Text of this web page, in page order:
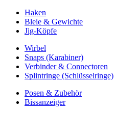
Haken
Bleie & Gewichte
Jig-Köpfe
Wirbel
Snaps (Karabiner)
Verbinder & Connectoren
Splintringe (Schlüsselringe)
Posen & Zubehör
Bissanzeiger